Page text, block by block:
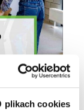
plikach cookies